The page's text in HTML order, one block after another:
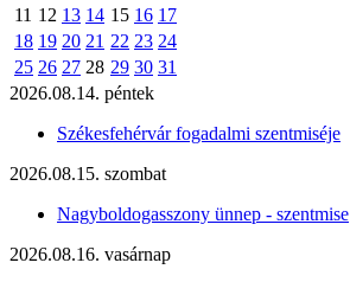
11 12 13 14 15 16 17
18 19 20 21 22 23 24
25 26 27 28 29 30 31
2026.08.14. péntek
Székesfehérvár fogadalmi szentmiséje
2026.08.15. szombat
Nagyboldogasszony ünnep - szentmise
2026.08.16. vasárnap